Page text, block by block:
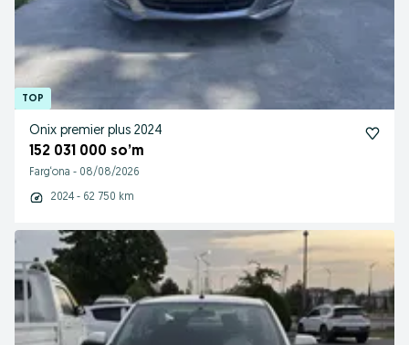
Onix premier plus 2024
152 031 000 so’m
Farg‘ona - 08/08/2026
2024 - 62 750 km